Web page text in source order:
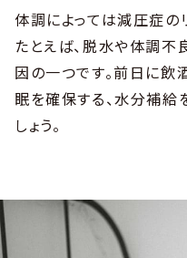
体調によっては減圧症の
たとえば、脱水や体調
因の一つです。前日に飲
眠を確保する、水分補給
しょう。